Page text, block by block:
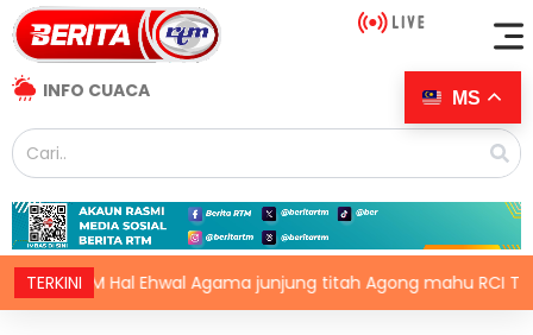
INFO CUACA
TERKINI
JPM Hal Ehwal Agama junjung titah Agong mahu RCI TH
MS